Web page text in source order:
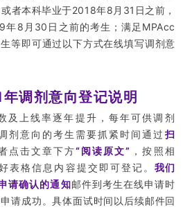
者本科毕业于2018年8月31日之前，
年8月30日之前的考生；满足MPAcc
等即可通过以下方式在线填写调剂意
调剂意向登记说明
及上线率逐年提升，每年可供调剂
剂意向的考生需要抓紧时间通过 扫
点击文章下方“阅读原文” ，按照相
表格信息内容提交即可登记。我们
请确认的通知邮件到考生在线申请时
请成功。具体面试时间以后续邮件回